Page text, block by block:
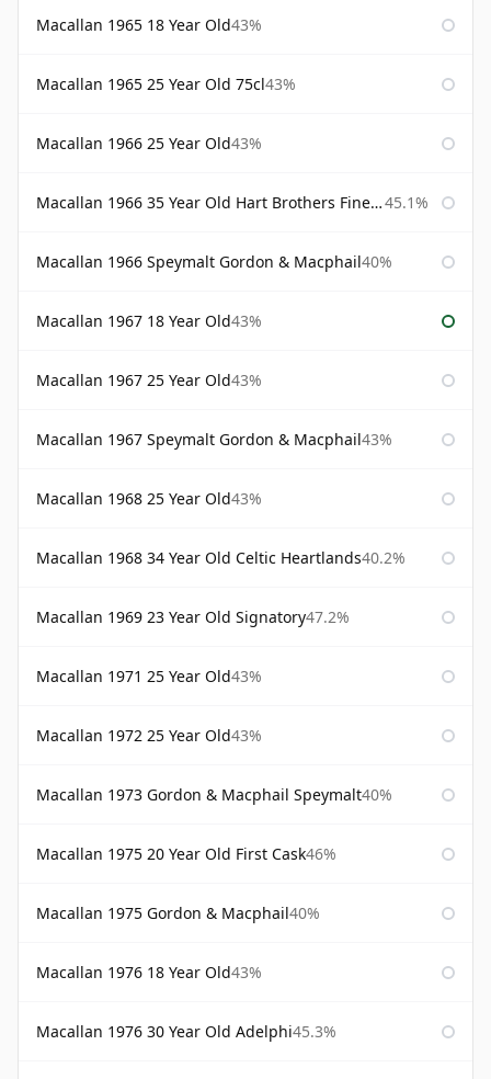
Macallan 1965 18 Year Old43%
Macallan 1965 25 Year Old 75cl43%
Macallan 1966 25 Year Old43%
Macallan 1966 35 Year Old Hart Brothers Finest Collection 45.1%
Macallan 1966 Speymalt Gordon & Macphail40%
Macallan 1967 18 Year Old43%
Macallan 1967 25 Year Old43%
Macallan 1967 Speymalt Gordon & Macphail43%
Macallan 1968 25 Year Old43%
Macallan 1968 34 Year Old Celtic Heartlands40.2%
Macallan 1969 23 Year Old Signatory47.2%
Macallan 1971 25 Year Old43%
Macallan 1972 25 Year Old43%
Macallan 1973 Gordon & Macphail Speymalt40%
Macallan 1975 20 Year Old First Cask46%
Macallan 1975 Gordon & Macphail40%
Macallan 1976 18 Year Old43%
Macallan 1976 30 Year Old Adelphi45.3%